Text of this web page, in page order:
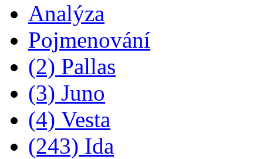
Analýza
Pojmenování
(2) Pallas
(3) Juno
(4) Vesta
(243) Ida